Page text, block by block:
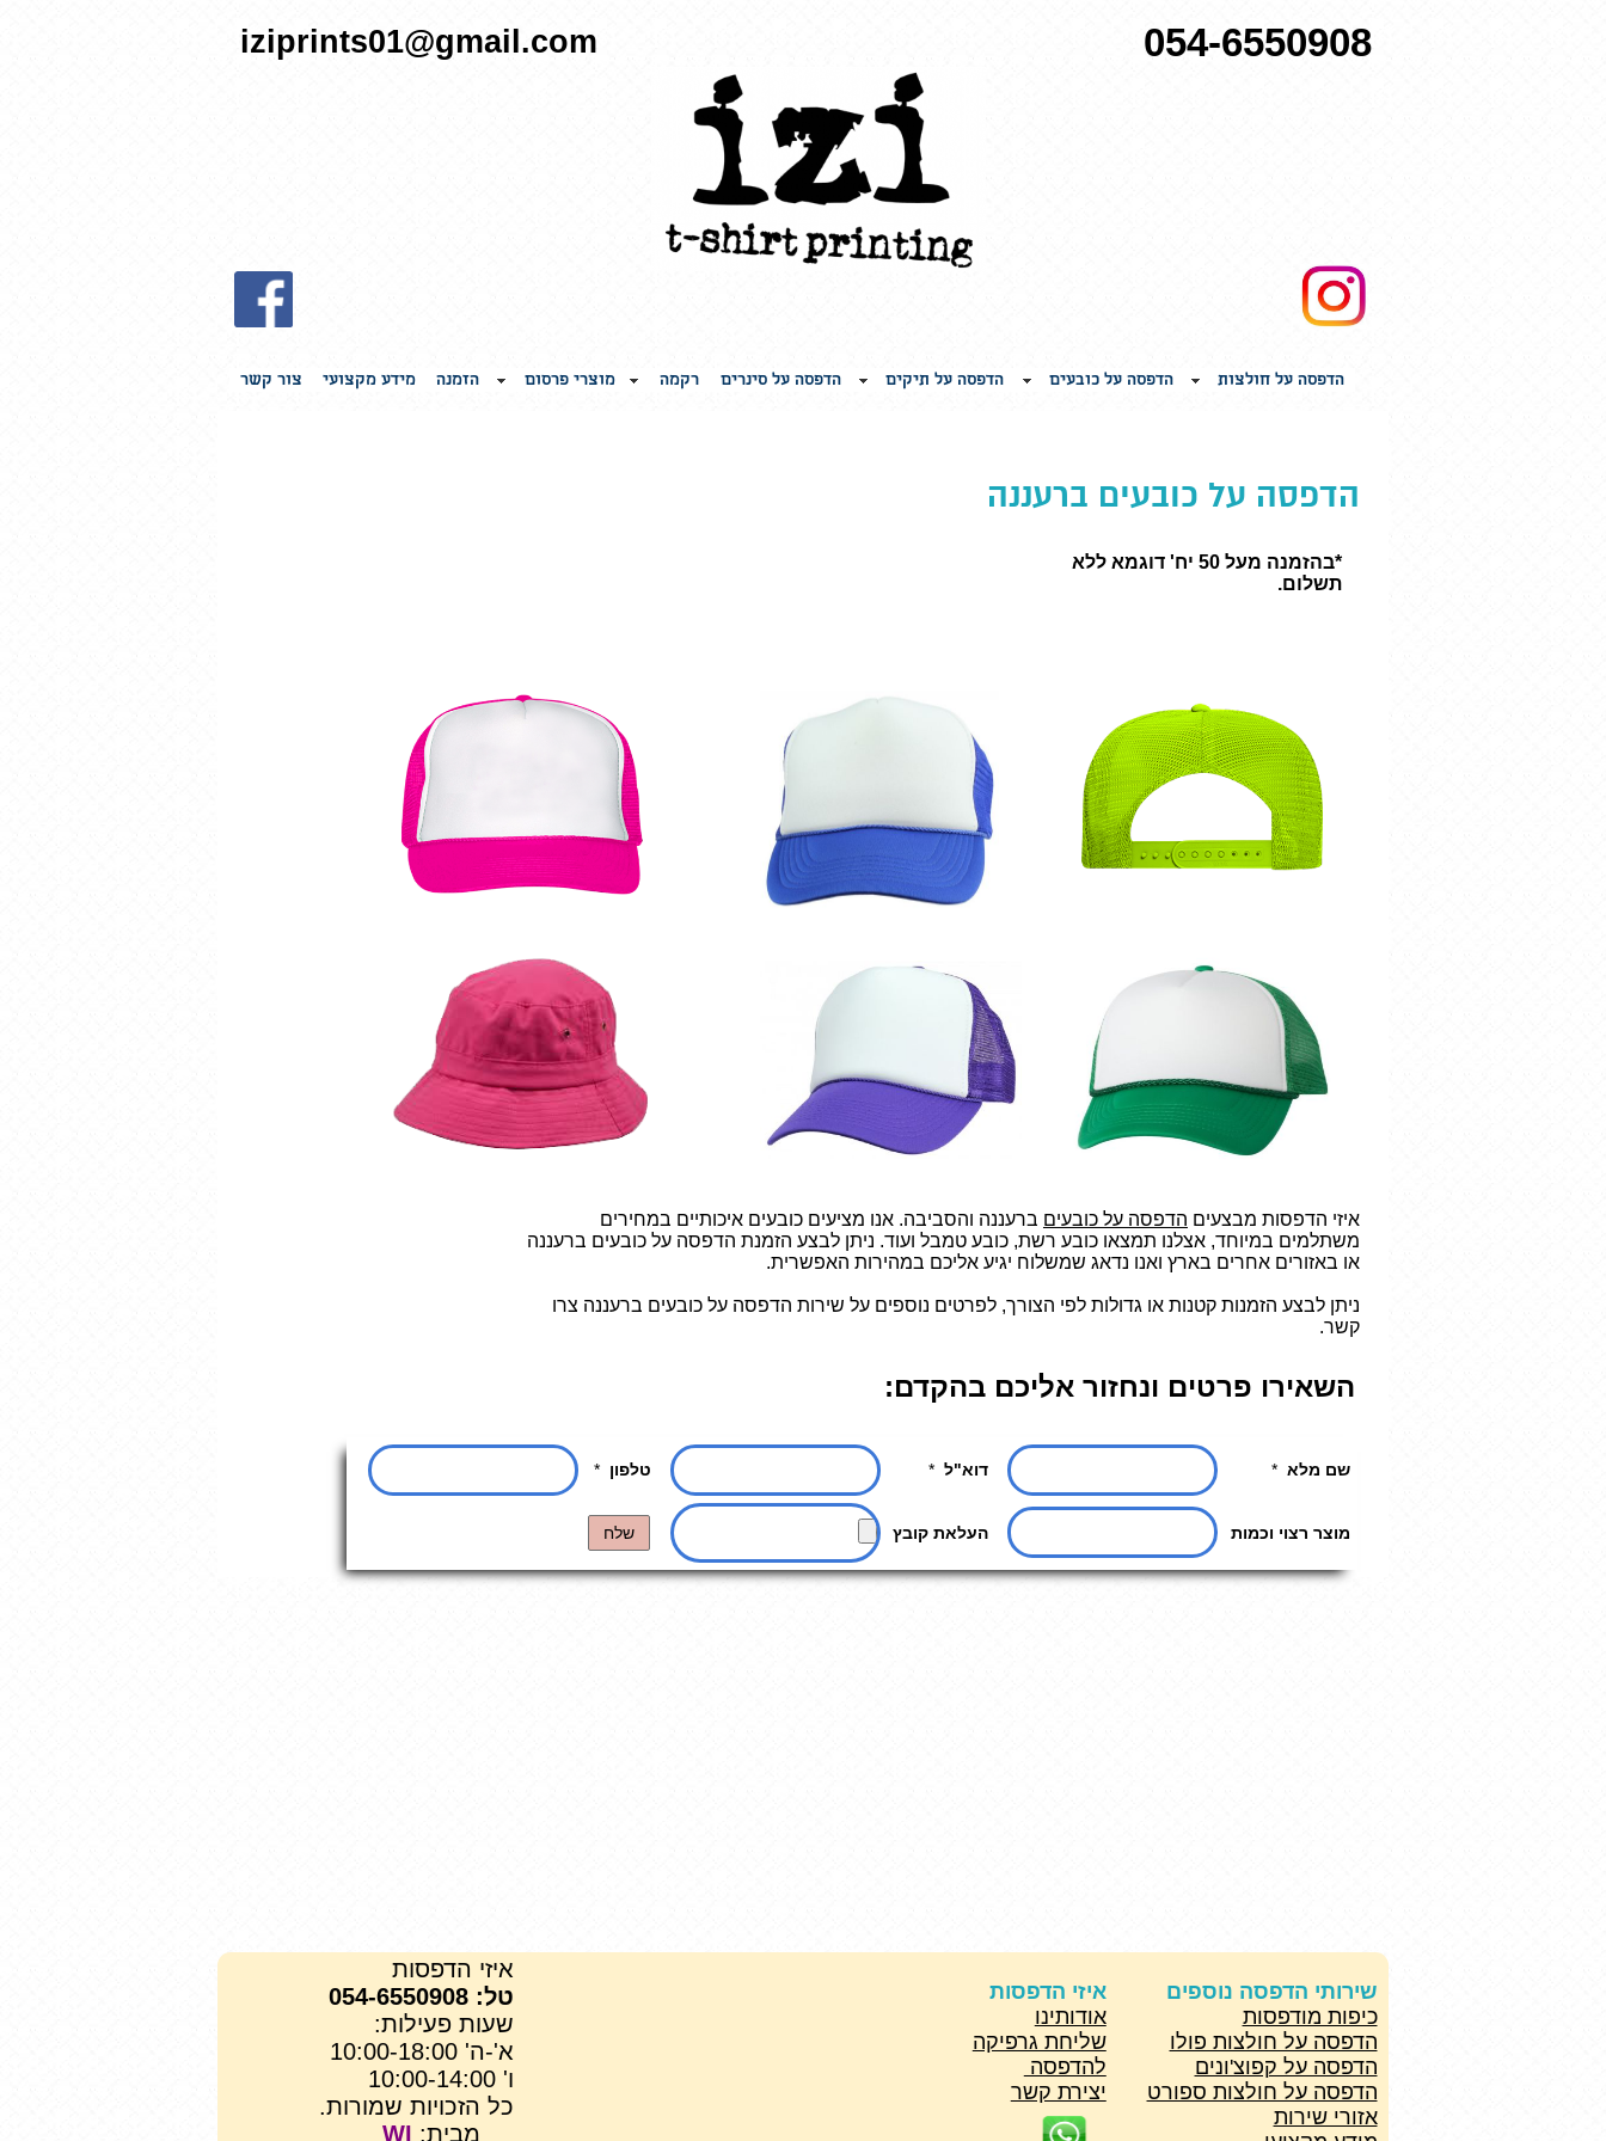
הדפסה על חולצות הדפסה על כובעים הדפסה על תיקים הדפסה על סינרים רקמה מוצרי פרסום הזמנה מידע מקצועי צור קשר
054-6550908
iziprints01@gmail.com
הדפסה על כובעים ברעננה
*בהזמנה מעל 50 יח' דוגמא ללא
תשלום.
איזי הדפסות מבצעים הדפסה על כובעים ברעננה והסביבה. אנו מציעים כובעים איכותיים במחירים
משתלמים במיוחד, אצלנו תמצאו כובע רשת, כובע טמבל ועוד. ניתן לבצע הזמנת הדפסה על כובעים ברעננה
או באזורים אחרים בארץ ואנו נדאג שמשלוח יגיע אליכם במהירות האפשרית.
ניתן לבצע הזמנות קטנות או גדולות לפי הצורך, לפרטים נוספים על שירות הדפסה על כובעים ברעננה צרו
קשר.
השאירו פרטים ונחזור אליכם בהקדם:
מבית: WI
איזי הדפסות
טל: 054-6550908
שעות פעילות:
א'-ה' 10:00-18:00
ו' 10:00-14:00
כל הזכויות שמורות.
שירותי הדפסה נוספים
כיפות מודפסות
הדפסה על חולצות פולו
הדפסה על קפוצ'ונים
הדפסה על חולצות ספורט
אזורי שירות
איזי הדפסות
אודותינו
שליחת גרפיקה
להדפסה
יצירת קשר